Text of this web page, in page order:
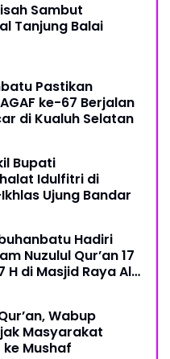
Sambut
Tanjung Balai
Pastikan
ke-67 Berjalan
di Kualuh Selatan
Bupati
Idulfitri di
Ujung Bandar
Hadiri
Nuzulul Qur’an 17
H di Masjid Raya Al-
Wabup
Masyarakat
Mushaf